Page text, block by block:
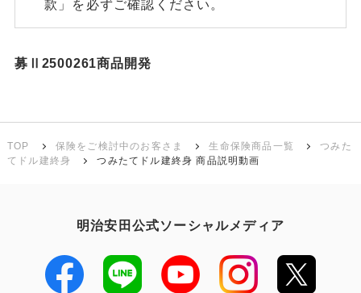
款」を必ずご確認ください。
募Ⅱ2500261商品開発
TOP 保険をご検討中のお客さま 生命保険商品一覧
つみた
てドル建終身
つみたてドル建終身 商品説明動画
明治安田公式ソーシャルメディア